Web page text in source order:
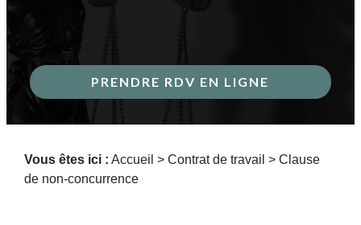
PRENDRE RDV EN LIGNE
Vous êtes ici : Accueil > Contrat de travail > Clause
de non-concurrence